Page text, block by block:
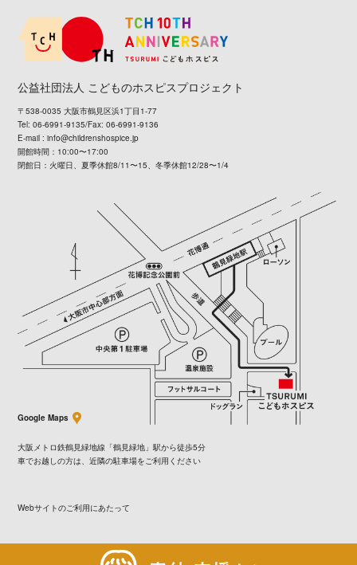
公益社団法人 こどものホスピスプロジェクト
〒538-0035 大阪市鶴見区浜1丁目1-77
Tel: 06-6991-9135/Fax: 06-6991-9136
E-mail :info@childrenshospice.jp
開館時間：10:00〜17:00
閉館日：火曜日、夏季休館8/11〜15、冬季休館12/28〜1/4
Webサイトのご利用にあたって
Google Maps
大阪メトロ鉄鶴見緑地線「鶴見緑地」駅から徒歩5分
車でお越しの方は、近隣の駐車場をご利用ください